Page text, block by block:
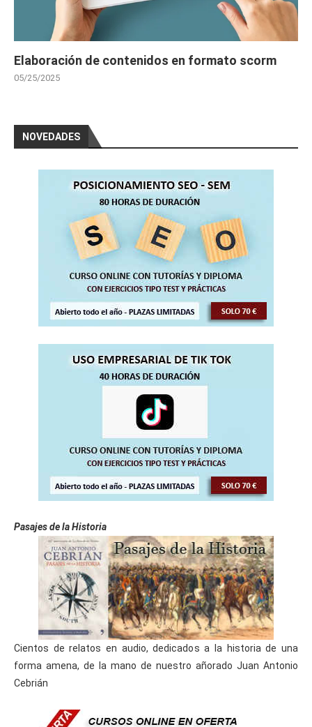
Elaboración de contenidos en formato scorm
05/25/2025
NOVEDADES
Pasajes de la Historia
Cientos de relatos en audio, dedicados a la historia de una
forma amena, de la mano de nuestro añorado Juan Antonio
Cebrián